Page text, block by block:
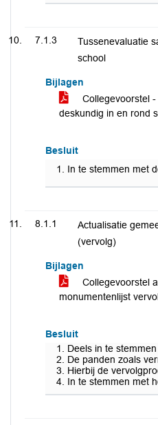
7.1.3
Tussenevaluatie
school
Bijlagen
Collegevoorstel
deskundig in en rond
Besluit
In te stemmen met
8.1.1
Actualisatie
(vervolg)
Bijlagen
Collegevoorstel
monumentenlijst
Besluit
Deels in te
De panden zoals
Hierbij de
In te stemmen met